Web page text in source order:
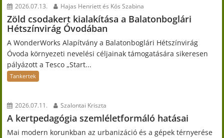
2026.07.13. Hajas Henriett és Kós Szabina
Zöld csodakert kialakítása a Balatonboglári
Hétszínvirág Óvodában
A WonderWorks Alapítvány a Balatonboglári Hétszínvirág
Óvoda környezeti nevelési céljainak támogatására sikeresen
pályázott a Tesco „Start...
Tankertek
2026.07.11. Szalontai Kriszta
A kertpedagógia szemléletformáló hatásai
Mai modern korunkban az urbanizáció és a gépek térnyerése